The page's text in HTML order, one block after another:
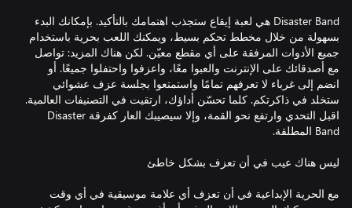
Disaster Band هي لعبة إيقاع ستجذب اهتمامك بالتأكيد. بإمكانك البدء
بسهولة من خلال مخطط تحكم بسيط، ويمكنك اللعب بحرية باستخدام
جميع الأدوات المرفقة على أي مقطع معيّن. لكن هناك المزيد: تواصل
مع أصدقائك على الإنترنت والعبوا معًا، واعزفوا واحتفلوا جميعًا. أو
انضم إلى غرباء لا تعرفهم تمامًا واستمتعوا بجلسة عزف عشوائي
ستخلد في ذاكرتكم. كلما تحسّن أداؤك، ارتقيت في التصنيفات العالمية.
اقبل التحدي وارتفع نحو القمة، وإلا سيصيبك العار كفرقة Disaster
مع الحرية الإبداعية في أن تعزف أي علامة موسيقية في أي وقت